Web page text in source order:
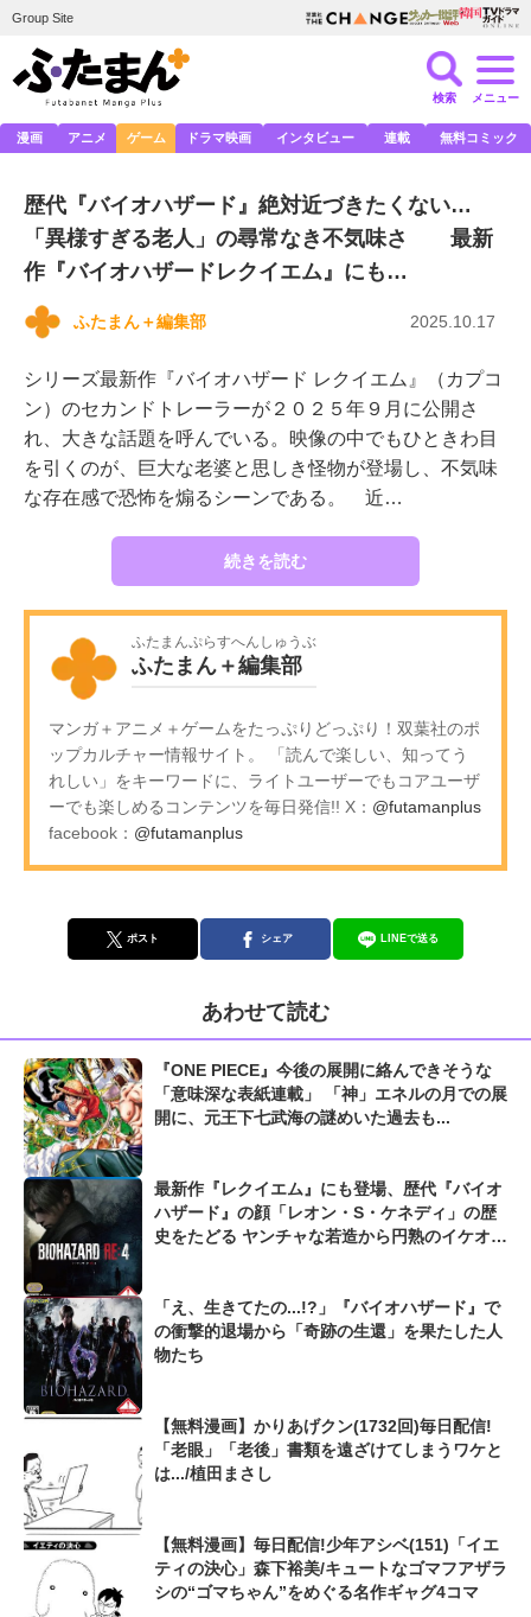
Group Site
検索 メニュー
漫画 アニメ ゲーム ドラマ映画 インタビュー 連載 無料コミック
歴代『バイオハザード』絶対近づきたくない…
「異様すぎる老人」の尋常なき不気味さ 最新
作『バイオハザードレクイエム』にも…
ふたまん＋編集部 2025.10.17
シリーズ最新作『バイオハザード レクイエム』（カプコ
ン）のセカンドトレーラーが２０２５年９月に公開さ
れ、大きな話題を呼んでいる。映像の中でもひときわ目
を引くのが、巨大な老婆と思しき怪物が登場し、不気味
な存在感で恐怖を煽るシーンである。 近…
続きを読む
ふたまんぷらすへんしゅうぶ
ふたまん＋編集部
マンガ＋アニメ＋ゲームをたっぷりどっぷり！双葉社のポ
ップカルチャー情報サイト。 「読んで楽しい、知ってう
れしい」をキーワードに、ライトユーザーでもコアユーザ
ーでも楽しめるコンテンツを毎日発信!! X： @futamanplus
facebook： @futamanplus
ポスト シェア LINEで送る
あわせて読む
『ONE PIECE』今後の展開に絡んできそうな
「意味深な表紙連載」 「神」エネルの月での展
開に、元王下七武海の謎めいた過去も...
最新作『レクイエム』にも登場、歴代『バイオ
ハザード』の顔「レオン・S・ケネディ」の歴
史をたどる ヤンチャな若造から円熟のイケオジ
「え、生きてたの...!?」『バイオハザード』で
の衝撃的退場から「奇跡の生還」を果たした人
物たち
【無料漫画】かりあげクン(1732回)毎日配信!
「老眼」「老後」書類を遠ざけてしまうワケと
は.../植田まさし
【無料漫画】毎日配信!少年アシベ(151)「イエ
ティの決心」森下裕美/キュートなゴマフアザラ
シの“ゴマちゃん”をめぐる名作ギャグ4コマ